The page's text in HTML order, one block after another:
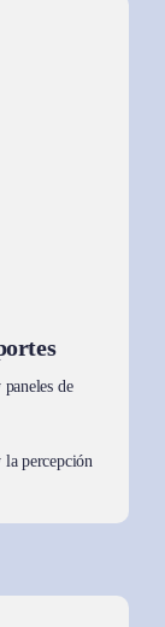
de
percepción